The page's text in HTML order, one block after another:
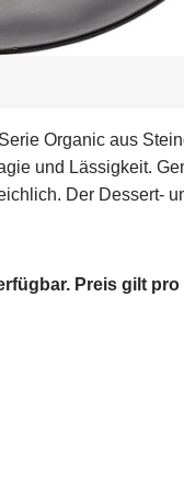
Organic aus
und Lässigkeit.
Der Dessert-
Preis gilt pro